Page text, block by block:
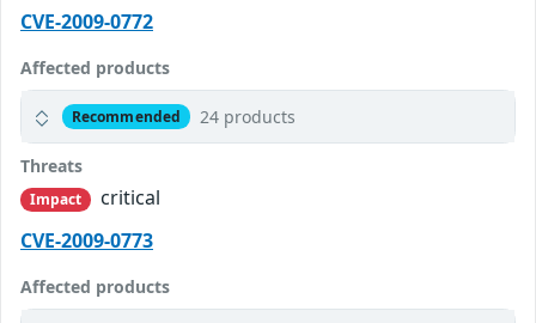
CVE-2009-0772
Affected products
Recommended 24 products
Threats
Impact
critical
CVE-2009-0773
Affected products